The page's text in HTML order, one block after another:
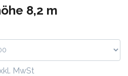
8,2 m
MwSt